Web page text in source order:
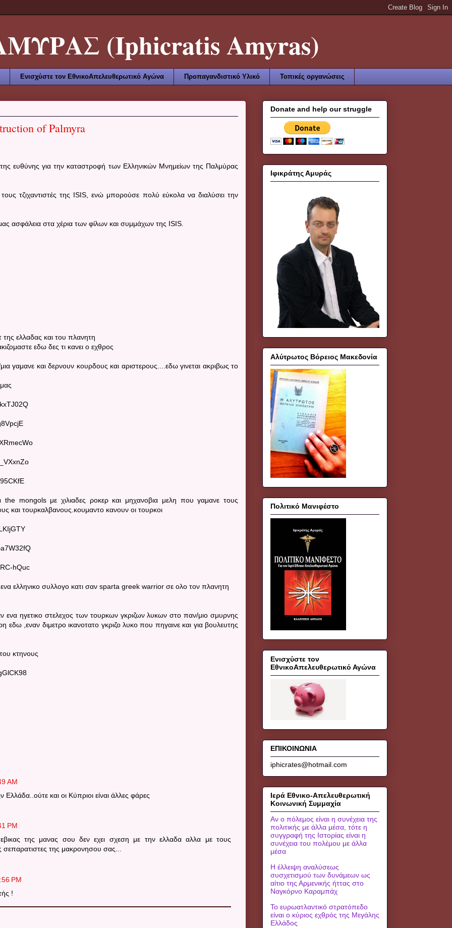
(Iphicratis Amyras)
Ενισχύστε τον ΕθνικοΑπελευθερωτικό Αγώνα Προπαγανδιστικό Υλικό Τοπικές οργανώσεις
of Palmyra
ευθύνης για την καταστροφή των Ελληνικών Μνημείων της Παλμύρας
τζιχαντιστές της ISIS, ενώ μπορούσε πολύ εύκολα να διαλύσει την
ασφάλεια στα χέρια των φίλων και συμμάχων της ISIS.
ελλαδας και του πλανητη
εδω δες τι κανει ο εχθρος
γαμανε και δερνουν κουρδους και αριστερους....εδω γινεται ακριβως το
mongols με χιλιαδες ροκερ και μηχανοβια μελη που γαμανε τους
και τουρκαλβανους.κουμαντο κανουν οι τουρκοι
hQuc
ελληνικο συλλογο κατι σαν sparta greek warrior σε ολο τον πλανητη
ενα ηγετικο στελεχος των τουρκων γκριζων λυκων στο παν/μιο σμυρνης
εδω ,εναν διμετρο ικανοτατο γκριζο λυκο που πηγαινε και για βουλευτης
κτηνους
AM
Ελλάδα..ούτε και οι Κύπριοι είναι άλλες φάρες
PM
της μανας σου δεν εχει σχεση με την ελλαδα αλλα με τους
σεπαρατιστες της μακρονησου σας...
PM
!
Donate and help our struggle
Ιφικράτης Αμυράς
Αλύτρωτος Βόρειος Μακεδονία
Πολιτικό Μανιφέστο
Ενισχύστε τον
ΕθνικοΑπελευθερωτικό Αγώνα
ΕΠΙΚΟΙΝΩΝΙΑ
iphicrates@hotmail.com
Ιερά Εθνικο-Απελευθερωτική
Κοινωνική Συμμαχία
Αν ο πόλεμος είναι η συνέχεια της
πολιτικής με άλλα μέσα, τότε η
συγγραφή της Ιστορίας είναι η
συνέχεια του πολέμου με άλλα
μέσα
Η έλλειψη αναλύσεως
συσχετισμού των δυνάμεων ως
αίτιο της Αρμενικής ήττας στο
Ναγκόρνο Καραμπάχ
Το ευρωατλαντικό στρατόπεδο
είναι ο κύριος εχθρός της Μεγάλης
Ελλάδος